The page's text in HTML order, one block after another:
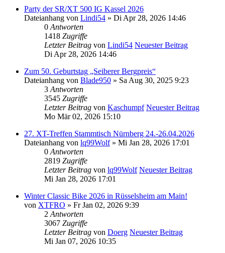
Party der SR/XT 500 IG Kassel 2026
Dateianhang von Lindi54 » Di Apr 28, 2026 14:46
0 Antworten
1418 Zugriffe
Letzter Beitrag von Lindi54 Neuester Beitrag
Di Apr 28, 2026 14:46
Zum 50. Geburtstag „Seiberer Bergpreis“
Dateianhang von Blade950 » Sa Aug 30, 2025 9:23
3 Antworten
3545 Zugriffe
Letzter Beitrag von Kaschumpf Neuester Beitrag
Mo Mär 02, 2026 15:10
27. XT-Treffen Stammtisch Nürnberg 24.-26.04.2026
Dateianhang von lq99Wolf» Mi Jan 28, 2026 17:01
0 Antworten
2819 Zugriffe
Letzter Beitrag von lq99Wolf Neuester Beitrag
Mi Jan 28, 2026 17:01
Winter Classic Bike 2026 in Rüsselsheim am Main!
von XTFRO » Fr Jan 02, 2026 9:39
2 Antworten
3067 Zugriffe
Letzter Beitrag von Doerg Neuester Beitrag
Mi Jan 07, 2026 10:35